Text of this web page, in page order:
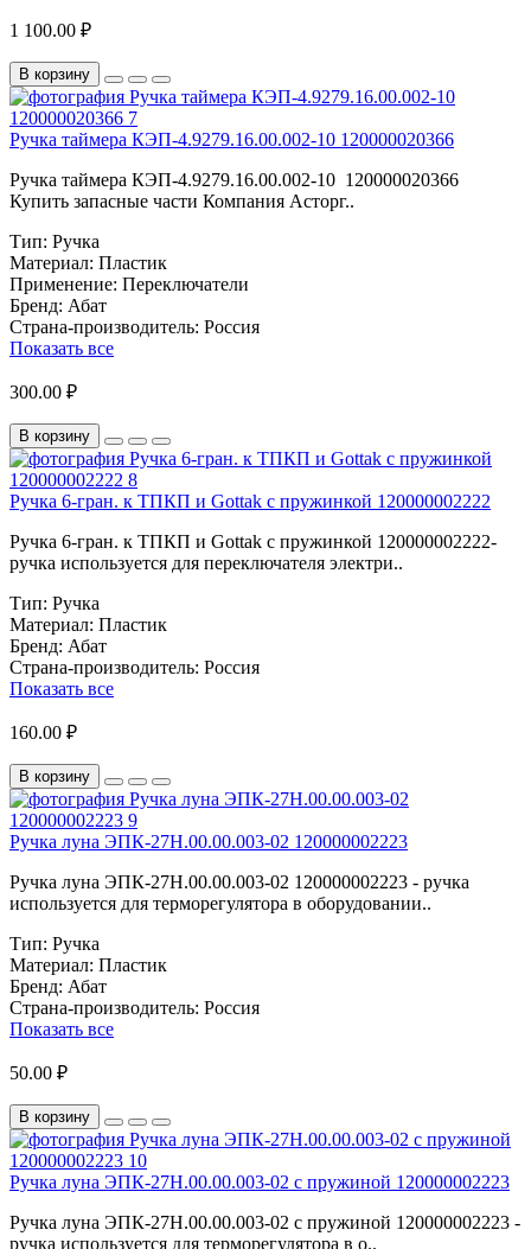
1 100.00 ₽
В корзину
Ручка таймера КЭП-4.9279.16.00.002-10 120000020366
Ручка таймера КЭП-4.9279.16.00.002-10 120000020366
Купить запасные части Компания Асторг..
Тип: Ручка
Материал: Пластик
Применение: Переключатели
Бренд: Абат
Страна-производитель: Россия
Показать все
300.00 ₽
В корзину
Ручка 6-гран. к ТПКП и Gottak с пружинкой 120000002222
Ручка 6-гран. к ТПКП и Gottak с пружинкой 120000002222-
ручка используется для переключателя электри..
Тип: Ручка
Материал: Пластик
Бренд: Абат
Страна-производитель: Россия
Показать все
160.00 ₽
В корзину
Ручка луна ЭПК-27Н.00.00.003-02 120000002223
Ручка луна ЭПК-27Н.00.00.003-02 120000002223 - ручка
используется для терморегулятора в оборудовании..
Тип: Ручка
Материал: Пластик
Бренд: Абат
Страна-производитель: Россия
Показать все
50.00 ₽
В корзину
Ручка луна ЭПК-27Н.00.00.003-02 с пружиной 120000002223
Ручка луна ЭПК-27Н.00.00.003-02 с пружиной 120000002223 -
ручка используется для терморегулятора в о..